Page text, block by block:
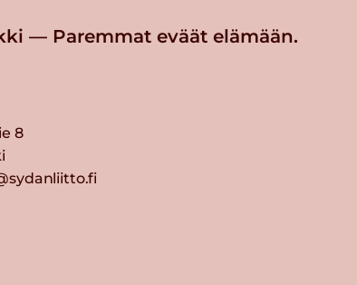
— Paremmat eväät elämään.
8